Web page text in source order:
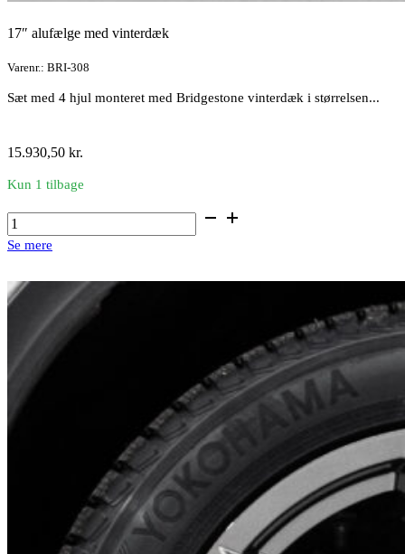
17″ alufælge med vinterdæk
Varenr.: BRI-308
Sæt med 4 hjul monteret med Bridgestone vinterdæk i størrelsen...
15.930,50 kr.
Kun 1 tilbage
17"
alufælge
med
antal
Se mere